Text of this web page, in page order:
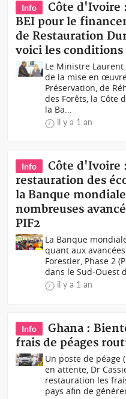
Info
Côte d'Ivoire
BEI pour le
de Restauration
voici les conditions
Le Ministre Laurent
de la mise en
Préservation, de
des Forêts, la Côte
la Ba...
il y a 1 an
Info
Côte d'Ivoire
restauration des
la Banque
nombreuses
PIF2
La Banque
quant aux
Forestier, Phase 2
dans le Sud-Ouest
il y a 1 an
Info
Ghana :
frais de péages
Un poste de péage
en attente, Dr
restauration les
pays afin de